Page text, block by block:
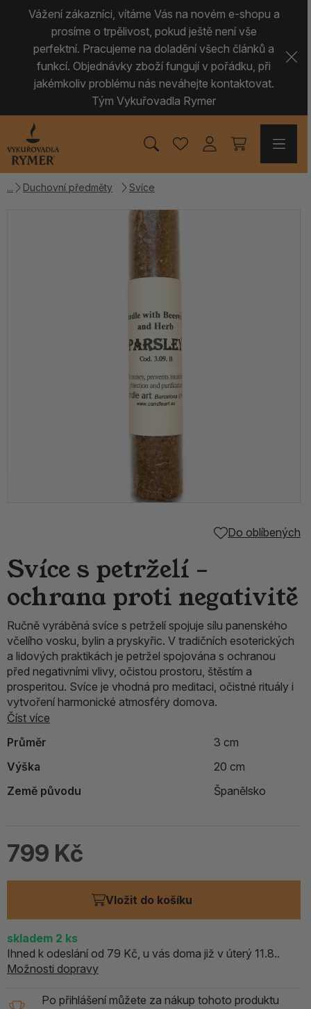
Vážení zákazníci, vítáme Vás na novém e-shopu a
prosíme o trpělivost, pokud ještě není vše
perfektní. Pracujeme na doladění všech článků a
funkcí. Objednávky zboží fungují v pořádku, při
jakémkoliv problému nás neváhejte kontaktovat.
Tým Vykuřovadla Rymer
Duchovní předměty Svíce
Do oblíbených
Svíce s petrželí –
ochrana proti negativitě
Ručně vyráběná svíce s petrželí spojuje sílu panenského
včelího vosku, bylin a pryskyřic. V tradičních esoterických
a lidových praktikách je petržel spojována s ochranou
před negativními vlivy, očistou prostoru, štěstím a
prosperitou. Svíce je vhodná pro meditaci, očistné rituály i
vytvoření harmonické atmosféry domova.
Číst více
Průměr
3 cm
Výška
20 cm
Země původu
Španělsko
799 Kč
Vložit do košíku
skladem 2 ks
Ihned k odeslání od 79 Kč, u vás doma již v úterý 11.8..
Možnosti dopravy
Po přihlášení můžete za nákup tohoto produktu